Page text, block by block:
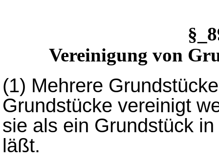
Vereinigung von
(1) Mehrere
Grundstücke vereinigt
sie als ein Grundstück
läßt.